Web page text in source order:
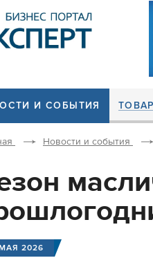
И СОБЫТИЯ
Новости и события
2026